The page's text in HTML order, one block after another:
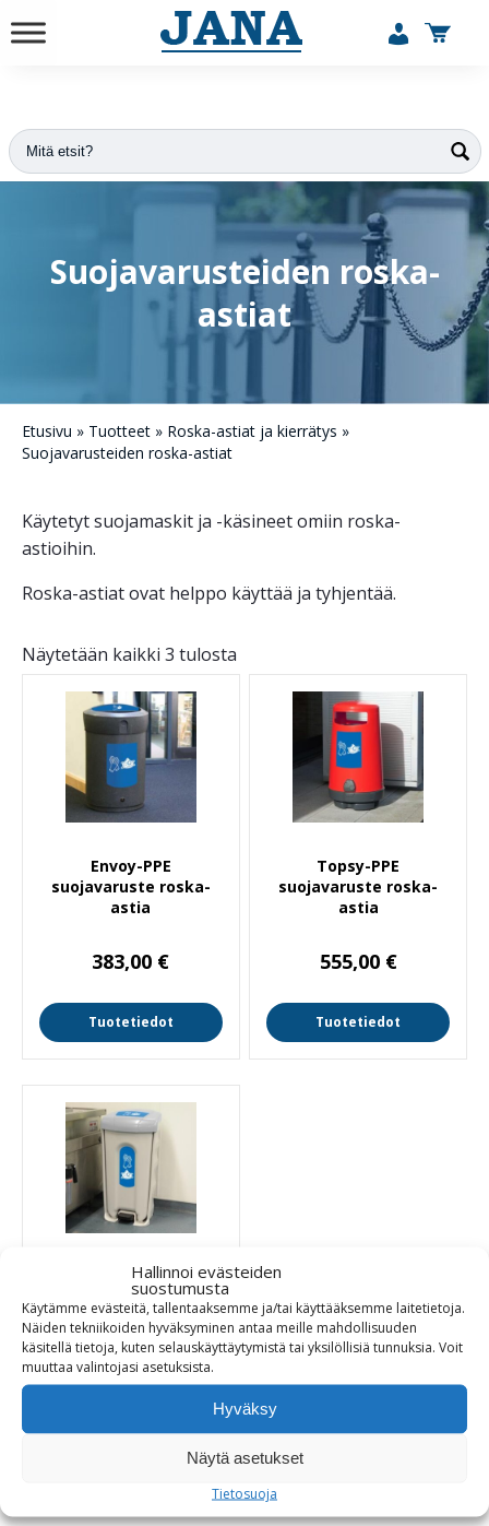
Hallinnoi evästeiden
suostumusta
Käytämme evästeitä, tallentaaksemme ja/tai käyttääksemme laitetietoja.
Näiden tekniikoiden hyväksyminen antaa meille mahdollisuuden
käsitellä tietoja, kuten selauskäyttäytymistä tai yksilöllisiä tunnuksia. Voit
muuttaa valintojasi asetuksista.
Hyväksy
Näytä asetukset
Tietosuoja
Suojavarusteiden roska-
astiat
Etusivu » Tuotteet » Roska-astiat ja kierrätys »
Suojavarusteiden roska-astiat
Käytetyt suojamaskit ja -käsineet omiin roska-
astioihin.
Roska-astiat ovat helppo käyttää ja tyhjentää.
Näytetään kaikki 3 tulosta
Envoy-PPE
suojavaruste roska-
astia
383,00 €
Tuotetiedot
Topsy-PPE
suojavaruste roska-
astia
555,00 €
Tuotetiedot
Shuttle-PPE
suojavarusteiden
roska-astia
Hygieeninen poljin-avaus